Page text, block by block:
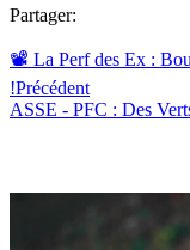
Partager:
📽️ La Perf des Ex :
!Précédent
ASSE - PFC : Des